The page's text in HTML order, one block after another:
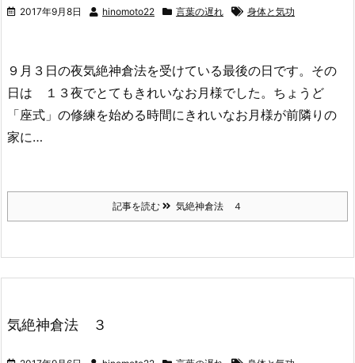
2017年9月8日 hinomoto22 言葉の遅れ 身体と気功
９月３日の夜気絶神倉法を受けている最後の日です。その
日は １３夜でとてもきれいなお月様でした。ちょうど
「座式」の修練を始める時間にきれいなお月様が前隣りの
家に…
記事を読む 気絶神倉法 ４
気絶神倉法 ３